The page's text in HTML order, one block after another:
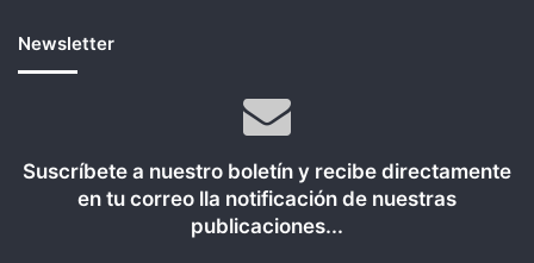
Newsletter
Suscríbete a nuestro boletín y recibe directamente
en tu correo lla notificación de nuestras
publicaciones...